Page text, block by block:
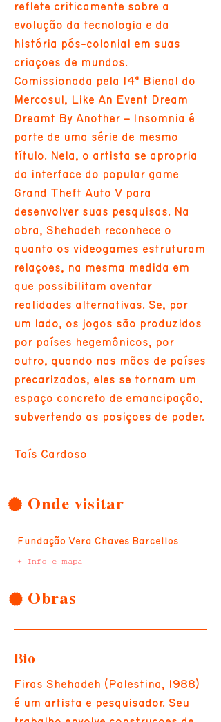
reflete criticamente sobre a
evolução da tecnologia e da
história pós-colonial em suas
criações de mundos.
Comissionada pela 14ª Bienal do
Mercosul, Like An Event Dream
Dreamt By Another – Insomnia é
parte de uma série de mesmo
título. Nela, o artista se apropria
da interface do popular game
Grand Theft Auto V para
desenvolver suas pesquisas. Na
obra, Shehadeh reconhece o
quanto os videogames estruturam
relações, na mesma medida em
que possibilitam aventar
realidades alternativas. Se, por
um lado, os jogos são produzidos
por países hegemônicos, por
outro, quando nas mãos de países
precarizados, eles se tornam um
espaço concreto de emancipação,
subvertendo as posições de poder.
Taís Cardoso
Onde visitar
Fundação Vera Chaves Barcellos
+ Info e mapa
Obras
Bio
Firas Shehadeh (Palestina, 1988)
é um artista e pesquisador. Seu